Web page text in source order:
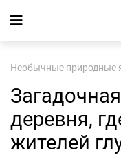
Необычные природные
деревня,
жителей